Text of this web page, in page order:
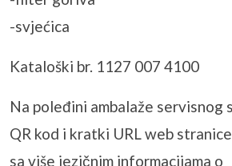
-svjećica
Kataloški br. 1127 007 4100
Na poleđini ambalaže servisnog
QR kod i kratki URL web stranice
sa više jezičnim informacijama o